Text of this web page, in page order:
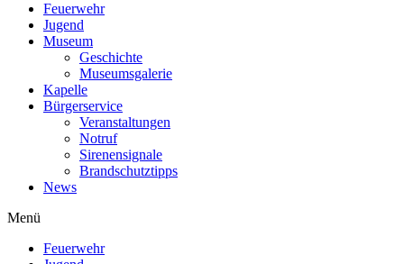
Feuerwehr
Jugend
Museum
Geschichte
Museumsgalerie
Kapelle
Bürgerservice
Veranstaltungen
Notruf
Sirenensignale
Brandschutztipps
News
Menü
Feuerwehr